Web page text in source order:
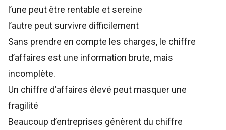
l’une peut être rentable et sereine
l’autre peut survivre difficilement
Sans prendre en compte les charges, le chiffre
d’affaires est une information brute, mais
incomplète.
Un chiffre d’affaires élevé peut masquer une
fragilité
Beaucoup d’entreprises génèrent du chiffre